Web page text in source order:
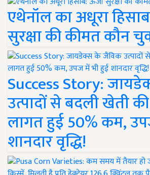
एथेनॉल का अधूरा
सुरक्षा की कीमत कौन
Success Story:
उत्पादों से बदली खेती
लागत हुई 50% कम,
शानदार वृद्धि!